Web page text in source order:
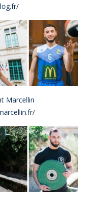
Marcellin